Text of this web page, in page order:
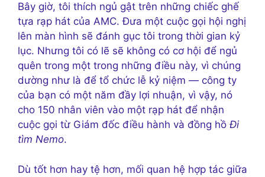
Bây giờ, tôi thích ngủ gật trên những chiếc ghế
tựa rạp hát của AMC. Đưa một cuộc gọi hội nghị
lên màn hình sẽ đánh gục tôi trong thời gian kỷ
lục. Nhưng tôi có lẽ sẽ không có cơ hội để ngủ
quên trong một trong những điều này, vì chúng
dường như là để tổ chức lễ kỷ niệm — công ty
của bạn có một năm đầy lợi nhuận, vì vậy, nó
cho 150 nhân viên vào một rạp hát để nhận
cuộc gọi từ Giám đốc điều hành và đồng hồ Đi
tìm Nemo.
Dù tốt hơn hay tệ hơn, mối quan hệ hợp tác giữa